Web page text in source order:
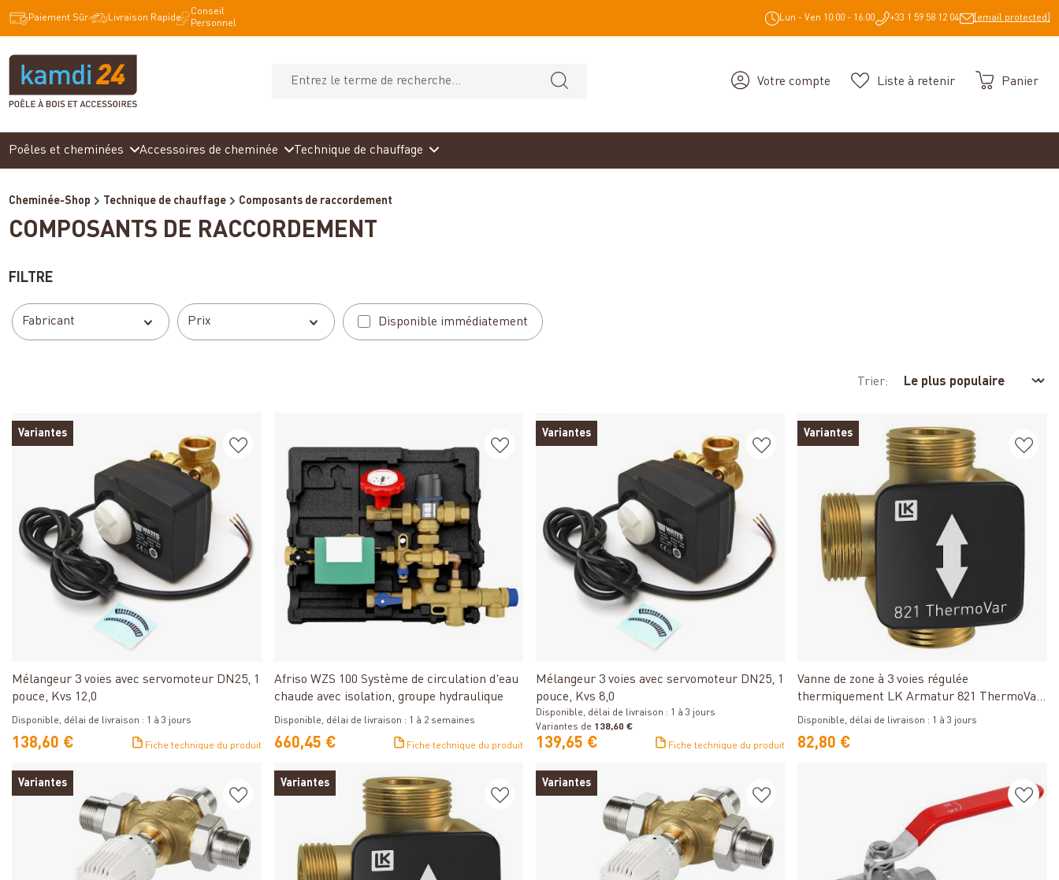
Passer à la navigation principale
Paiement Sûr Livraison Rapide
Conseil
Personnel
Lun - Ven 10:00 - 16:00 +33 1 59 58 12 04 [email protected]
Votre compte Liste à retenir Panier
Poêles et cheminées Accessoires de cheminée Technique de chauffage
Cheminée-Shop Technique de chauffage Composants de raccordement
COMPOSANTS DE RACCORDEMENT
FILTRE
Fabricant Prix Disponible immédiatement
Trier:
Variantes
Détails
Mélangeur 3 voies avec servomoteur DN25, 1
pouce, Kvs 12,0
Disponible, délai de livraison : 1 à 3 jours
138,60 € Fiche technique du produit
Afriso WZS 100 Système de circulation d'eau
chaude avec isolation, groupe hydraulique
Disponible, délai de livraison : 1 à 2 semaines
660,45 € Fiche technique du produit
Variantes
Détails
Mélangeur 3 voies avec servomoteur DN25, 1
pouce, Kvs 8,0
Disponible, délai de livraison : 1 à 3 jours
Variantes de 138,60 €
139,65 € Fiche technique du produit
Variantes
Détails
Vanne de zone à 3 voies régulée
thermiquement LK Armatur 821 ThermoVar
G 1 pouce pour 45°C
Disponible, délai de livraison : 1 à 3 jours
82,80 €
Variantes Variantes Variantes